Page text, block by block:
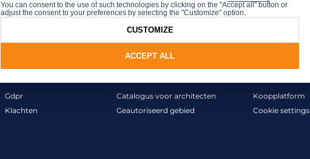
Gdpr
Klachten
Catalogus voor architecten
Geautoriseerd gebied
Koopplatform
Cookie settings
You can consent to the use of such technologies by clicking on the "Accept all" button or
adjust the consent to your preferences by selecting the "Customize" option.
ACCEPT ALL
CUSTOMIZE